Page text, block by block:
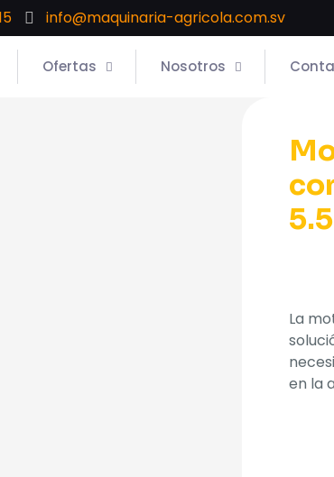
info@maquinaria-agricola.com.sv
Ofertas Nosotros
La
en la